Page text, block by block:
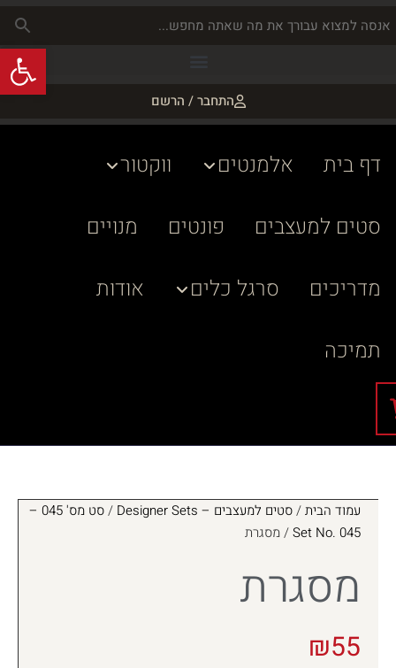
התחבר / הרשם
דף בית אלמנטים
ווקטור
סטים למעצבים
פונטים
מנויים
מדריכים
סרגל כלים
אודות
תמיכה
עמוד הבית/סטים למעצבים – Designer Sets /
סט מס' 045 –
Set No. 045/ מסגרת
מסגרת
₪55